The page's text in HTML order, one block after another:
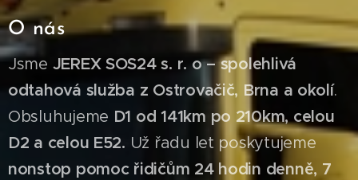
O nás
Jsme JEREX SOS24 s. r. o – spolehlivá
odtahová služba z Ostrovačič, Brna a okolí.
Obsluhujeme D1 od 141km po 210km, celou
D2 a celou E52. Už řadu let poskytujeme
nonstop pomoc řidičům 24 hodin denně, 7